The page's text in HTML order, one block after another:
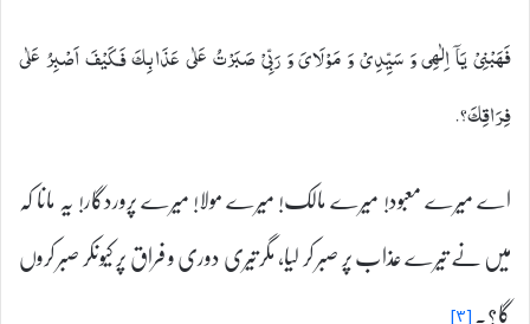
فَهَبْنِیْ يَاۤ اِلٰهِی وَ سَيِّدِیْ وَ مَوْلَایَ وَ رَبِّیْ صَبَرْتُ عَلٰى عَذَابِكَ فَكَيْفَ اَصْبِرُ عَلٰى
فِرَاقِكَ؟.
اے میرے معبود! میرے مالک! میرے مولا! میرے پروردگار! یہ مانا کہ
میں نے تیرے عذاب پر صبر کر لیا، مگر تیری دوری و فراق پر کیونکر صبر کروں
گا؟۔[۳]